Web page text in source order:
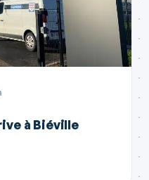
à Biéville